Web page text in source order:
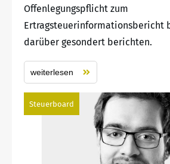
Offenlegungspflicht zum
Ertragsteuerinformationsbericht
darüber gesondert berichten.
weiterlesen
Steuerboard